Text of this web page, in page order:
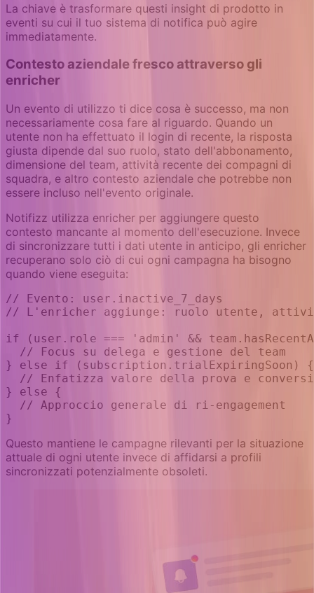
La chiave è trasformare questi insight di prodotto in
eventi su cui il tuo sistema di notifica può agire
immediatamente.
Contesto aziendale fresco attraverso gli
enricher
Un evento di utilizzo ti dice cosa è successo, ma non
necessariamente cosa fare al riguardo. Quando un
utente non ha effettuato il login di recente, la risposta
giusta dipende dal suo ruolo, stato dell'abbonamento,
dimensione del team, attività recente dei compagni di
squadra, e altro contesto aziendale che potrebbe non
essere incluso nell'evento originale.
Notifizz utilizza enricher per aggiungere questo
contesto mancante al momento dell'esecuzione. Invece
di sincronizzare tutti i dati utente in anticipo, gli enricher
recuperano solo ciò di cui ogni campagna ha bisogno
quando viene eseguita:
// Evento: user.inactive_7_days
// L'enricher aggiunge: ruolo utente,
if (user.role === 'admin' &&
  // Focus su delega e gestione del team
} else if (subscription.trialExpiringSoon) {
// Enfatizza valore della prova e
} else {
  // Approccio generale di ri-engagement
}
Questo mantiene le campagne rilevanti per la situazione
attuale di ogni utente invece di affidarsi a profili
sincronizzati potenzialmente obsoleti.